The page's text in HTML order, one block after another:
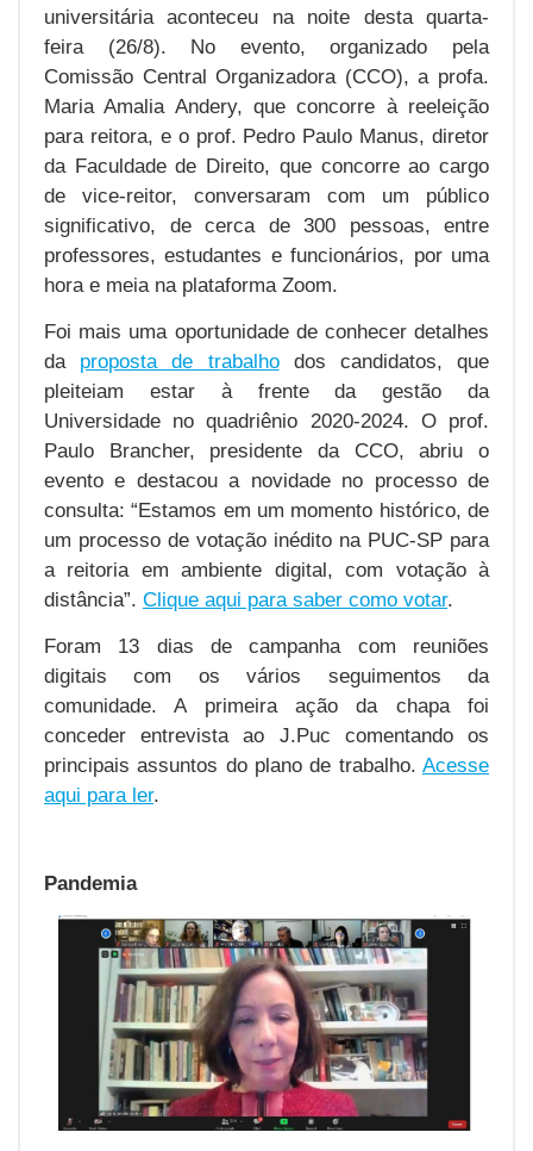
universitária aconteceu na noite desta quarta-
feira (26/8). No evento, organizado pela
Comissão Central Organizadora (CCO), a profa.
Maria Amalia Andery, que concorre à reeleição
para reitora, e o prof. Pedro Paulo Manus, diretor
da Faculdade de Direito, que concorre ao cargo
de vice-reitor, conversaram com um público
significativo, de cerca de 300 pessoas, entre
professores, estudantes e funcionários, por uma
hora e meia na plataforma Zoom.
Foi mais uma oportunidade de conhecer detalhes
da proposta de trabalhodos candidatos, que
pleiteiam estar à frente da gestão da
Universidade no quadriênio 2020-2024. O prof.
Paulo Brancher, presidente da CCO, abriu o
evento e destacou a novidade no processo de
consulta: “Estamos em um momento histórico, de
um processo de votação inédito na PUC-SP para
a reitoria em ambiente digital, com votação à
distância”. Clique aqui para saber como votar.
Foram 13 dias de campanha com reuniões
digitais com os vários seguimentos da
comunidade. A primeira ação da chapa foi
conceder entrevista ao J.Puc comentando os
principais assuntos do plano de trabalho. Acesse
aqui para ler.
Pandemia